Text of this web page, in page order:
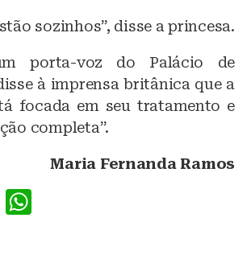
sozinhos”, disse a princesa.
porta-voz do Palácio de
à imprensa britânica que a
focada em seu tratamento e
completa”.
Maria Fernanda Ramos
F